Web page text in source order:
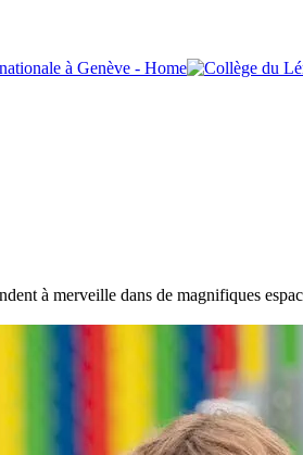
à merveille dans de magnifiques